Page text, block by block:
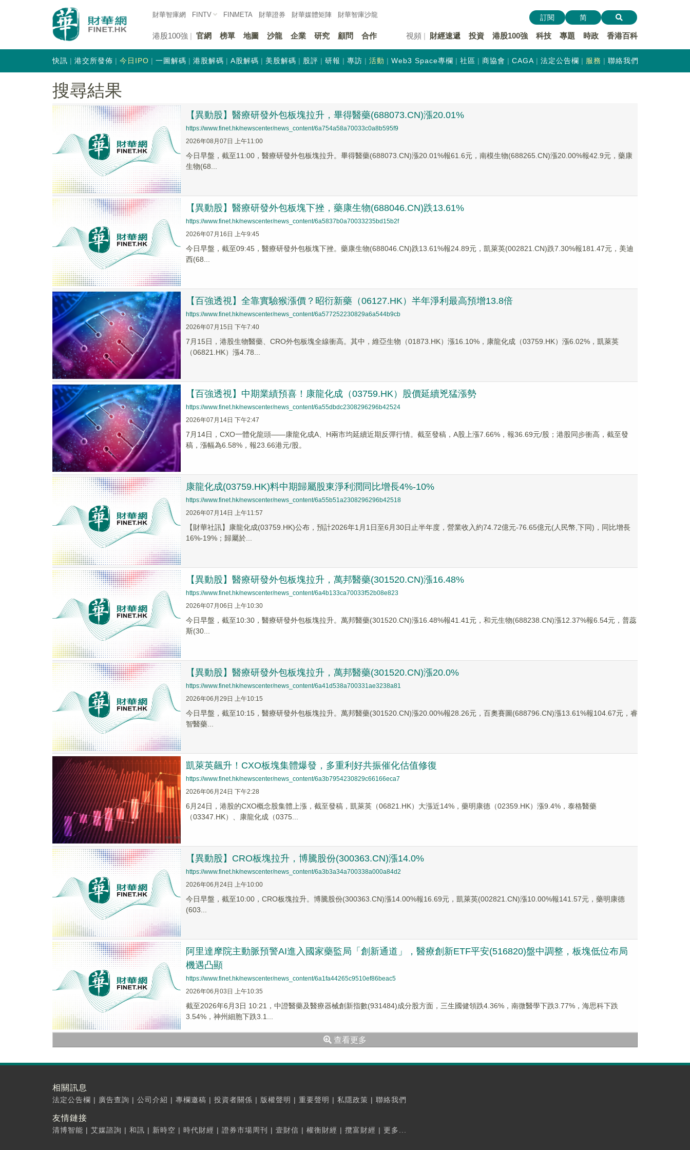
財華智庫網 FINTV FINMETA 財華證券 財華媒體矩陣 財華智庫沙龍
港股100強 官網 榜單 地圖 沙龍 企業 研究 顧問 合作 視頻 財經速遞 投資 港股100強 科技 專題 時政 香港百科
訂閱 简
快訊 港交所發佈 今日IPO 一圖解碼 港股解碼 A股解碼 美股解碼 股評 研報 專訪 活動 Web3 Space專欄 社區 商協會 CAGA 法定公告欄 服務 聯絡我們
搜尋結果
【異動股】醫療研發外包板塊拉升，畢得醫藥(688073.CN)漲20.01%
https://www.finet.hk/newscenter/news_content/6a754a58a70033c0a8b595f9
2026年08月07日 上午11:00
今日早盤，截至11:00，醫療研發外包板塊拉升。畢得醫藥(688073.CN)漲20.01%報61.6元，南模生物(688265.CN)漲20.00%報42.9元，藥康
生物(68...
【異動股】醫療研發外包板塊下挫，藥康生物(688046.CN)跌13.61%
https://www.finet.hk/newscenter/news_content/6a5837b0a70033235bd15b2f
2026年07月16日 上午9:45
今日早盤，截至09:45，醫療研發外包板塊下挫。藥康生物(688046.CN)跌13.61%報24.89元，凱萊英(002821.CN)跌7.30%報181.47元，美迪
西(68...
【百強透視】全靠實驗猴漲價？昭衍新藥（06127.HK）半年淨利最高預增13.8倍
https://www.finet.hk/newscenter/news_content/6a577252230829a6a544b9cb
2026年07月15日 下午7:40
7月15日，港股生物醫藥、CRO外包板塊全線衝高。其中，維亞生物（01873.HK）漲16.10%，康龍化成（03759.HK）漲6.02%，凱萊英
（06821.HK）漲4.78...
【百強透視】中期業績預喜！康龍化成（03759.HK）股價延續兇猛漲勢
https://www.finet.hk/newscenter/news_content/6a55dbdc2308296296b42524
2026年07月14日 下午2:47
7月14日，CXO一體化龍頭——康龍化成A、H兩市均延續近期反彈行情。截至發稿，A股上漲7.66%，報36.69元/股；港股同步衝高，截至發
稿，漲幅為6.58%，報23.66港元/股。
康龍化成(03759.HK)料中期歸屬股東淨利潤同比增長4%-10%
https://www.finet.hk/newscenter/news_content/6a55b51a2308296296b42518
2026年07月14日 上午11:57
【財華社訊】康龍化成(03759.HK)公布，預計2026年1月1日至6月30日止半年度，營業收入約74.72億元-76.65億元(人民幣,下同)，同比增長
16%-19%；歸屬於...
【異動股】醫療研發外包板塊拉升，萬邦醫藥(301520.CN)漲16.48%
https://www.finet.hk/newscenter/news_content/6a4b133ca70033f52b08e823
2026年07月06日 上午10:30
今日早盤，截至10:30，醫療研發外包板塊拉升。萬邦醫藥(301520.CN)漲16.48%報41.41元，和元生物(688238.CN)漲12.37%報6.54元，普蕊
斯(30...
【異動股】醫療研發外包板塊拉升，萬邦醫藥(301520.CN)漲20.0%
https://www.finet.hk/newscenter/news_content/6a41d538a700331ae3238a81
2026年06月29日 上午10:15
今日早盤，截至10:15，醫療研發外包板塊拉升。萬邦醫藥(301520.CN)漲20.00%報28.26元，百奧賽圖(688796.CN)漲13.61%報104.67元，睿
智醫藥...
凱萊英飆升！CXO板塊集體爆發，多重利好共振催化估值修復
https://www.finet.hk/newscenter/news_content/6a3b7954230829c66166eca7
2026年06月24日 下午2:28
6月24日，港股的CXO概念股集體上漲，截至發稿，凱萊英（06821.HK）大漲近14%，藥明康德（02359.HK）漲9.4%，泰格醫藥
（03347.HK）、康龍化成（0375...
【異動股】CRO板塊拉升，博騰股份(300363.CN)漲14.0%
https://www.finet.hk/newscenter/news_content/6a3b3a34a700338a000a84d2
2026年06月24日 上午10:00
今日早盤，截至10:00，CRO板塊拉升。博騰股份(300363.CN)漲14.00%報16.69元，凱萊英(002821.CN)漲10.00%報141.57元，藥明康德
(603...
阿里達摩院主動脈預警AI進入國家藥監局「創新通道」，醫療創新ETF平安(516820)盤中調整，板塊低位布局
機遇凸顯
https://www.finet.hk/newscenter/news_content/6a1fa44265c9510ef86beac5
2026年06月03日 上午10:35
截至2026年6月3日 10:21，中證醫藥及醫療器械創新指數(931484)成分股方面，三生國健領跌4.36%，南微醫學下跌3.77%，海思科下跌
3.54%，神州細胞下跌3.1...
查看更多
相關訊息
法定公告欄 | 廣告查詢 | 公司介紹 | 專欄邀稿 | 投資者關係 | 版權聲明 | 重要聲明 | 私隱政策 | 聯絡我們
友情鏈接
清博智能 | 艾媒諮詢 | 和訊 | 新時空 | 時代財經 | 證券市場周刊 | 壹財信 | 權衡財經 | 攬富財經 | 更多...